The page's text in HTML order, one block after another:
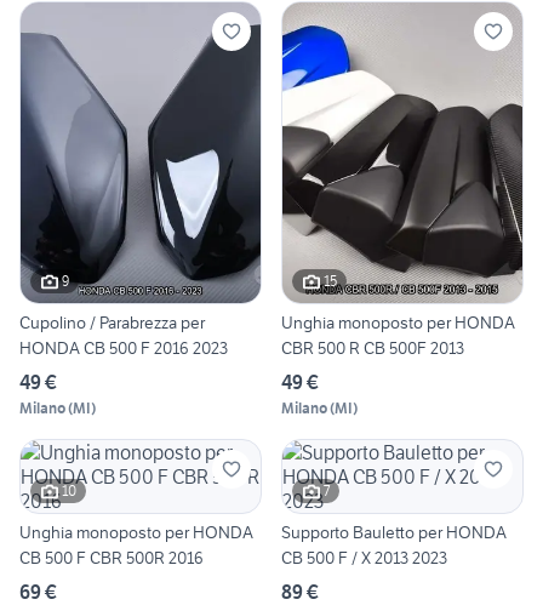
9
Cupolino / Parabrezza per
HONDA CB 500 F 2016 2023
49 €
Milano(MI)
15
Unghia monoposto per HONDA
CBR 500 R CB 500F 2013
49 €
Milano(MI)
10
Unghia monoposto per HONDA
CB 500 F CBR 500R 2016
69 €
7
Supporto Bauletto per HONDA
CB 500 F / X 2013 2023
89 €